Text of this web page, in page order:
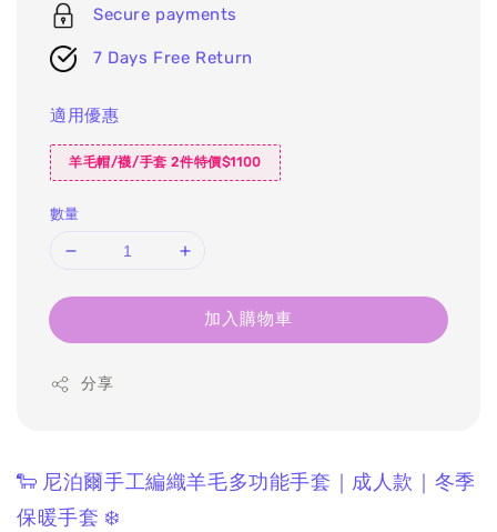
Secure payments
7 Days Free Return
適用優惠
羊毛帽/襪/手套 2件特價$1100
數量
加入購物車
分享
🐑 尼泊爾手工編織羊毛多功能手套｜成人款｜冬季
保暖手套 ❄️